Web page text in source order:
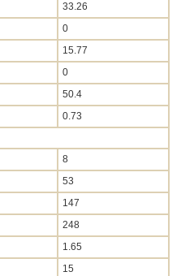
33.26
0
15.77
0
50.4
0.73
8
53
147
248
1.65
15